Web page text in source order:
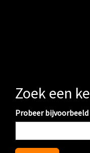
Zoek een
Probeer